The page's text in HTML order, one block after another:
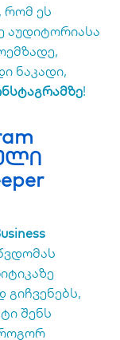
რომ ეს
აუდიტორიასა
ნაკადი,
!
შენს